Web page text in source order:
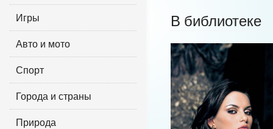
Игры
Авто и мото
Спорт
Города и страны
Природа
В библиотеке